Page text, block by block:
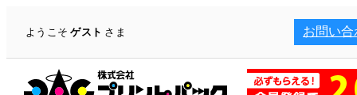
ようこそゲスト さま お問い合